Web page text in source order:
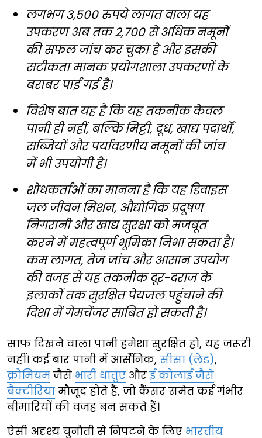
लगभग 3,500 रुपये लागत वाला यह
उपकरण अब तक 2,700 से अधिक नमूनों
की सफल जांच कर चुका है और इसकी
सटीकता मानक प्रयोगशाला उपकरणों के
बराबर पाई गई है।
विशेष बात यह है कि यह तकनीक केवल
पानी ही नहीं, बल्कि मिट्टी, दूध, खाद्य पदार्थों,
सब्जियों और पर्यावरणीय नमूनों की जांच
में भी उपयोगी है।
शोधकर्ताओं का मानना है कि यह डिवाइस
जल जीवन मिशन, औद्योगिक प्रदूषण
निगरानी और खाद्य सुरक्षा को मजबूत
करने में महत्वपूर्ण भूमिका निभा सकता है।
कम लागत, तेज जांच और आसान उपयोग
की वजह से यह तकनीक दूर-दराज के
इलाकों तक सुरक्षित पेयजल पहुंचाने की
दिशा में गेमचेंजर साबित हो सकती है।
साफ दिखने वाला पानी हमेशा सुरक्षित हो, यह जरूरी
नहीं। कई बार पानी में आर्सेनिक, सीसा (लेड),
क्रोमियम जैसे भारी धातुएं औरई कोलाई जैसे
बैक्टीरिया मौजूद होते हैं, जो कैंसर समेत कई गंभीर
बीमारियों की वजह बन सकते हैं।
ऐसी अदृश्य चुनौती से निपटने के लिए भारतीय